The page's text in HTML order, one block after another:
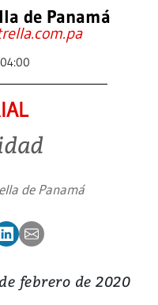
de Panamá
de Panamá
febrero de 2020